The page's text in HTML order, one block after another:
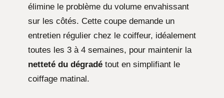
élimine le problème du volume envahissant
sur les côtés. Cette coupe demande un
entretien régulier chez le coiffeur, idéalement
toutes les 3 à 4 semaines, pour maintenir la
netteté du dégradé tout en simplifiant le
coiffage matinal.